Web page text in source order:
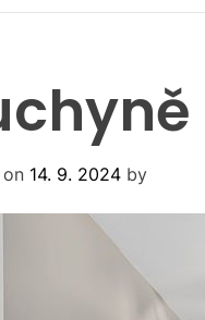
14. 9. 2024 by